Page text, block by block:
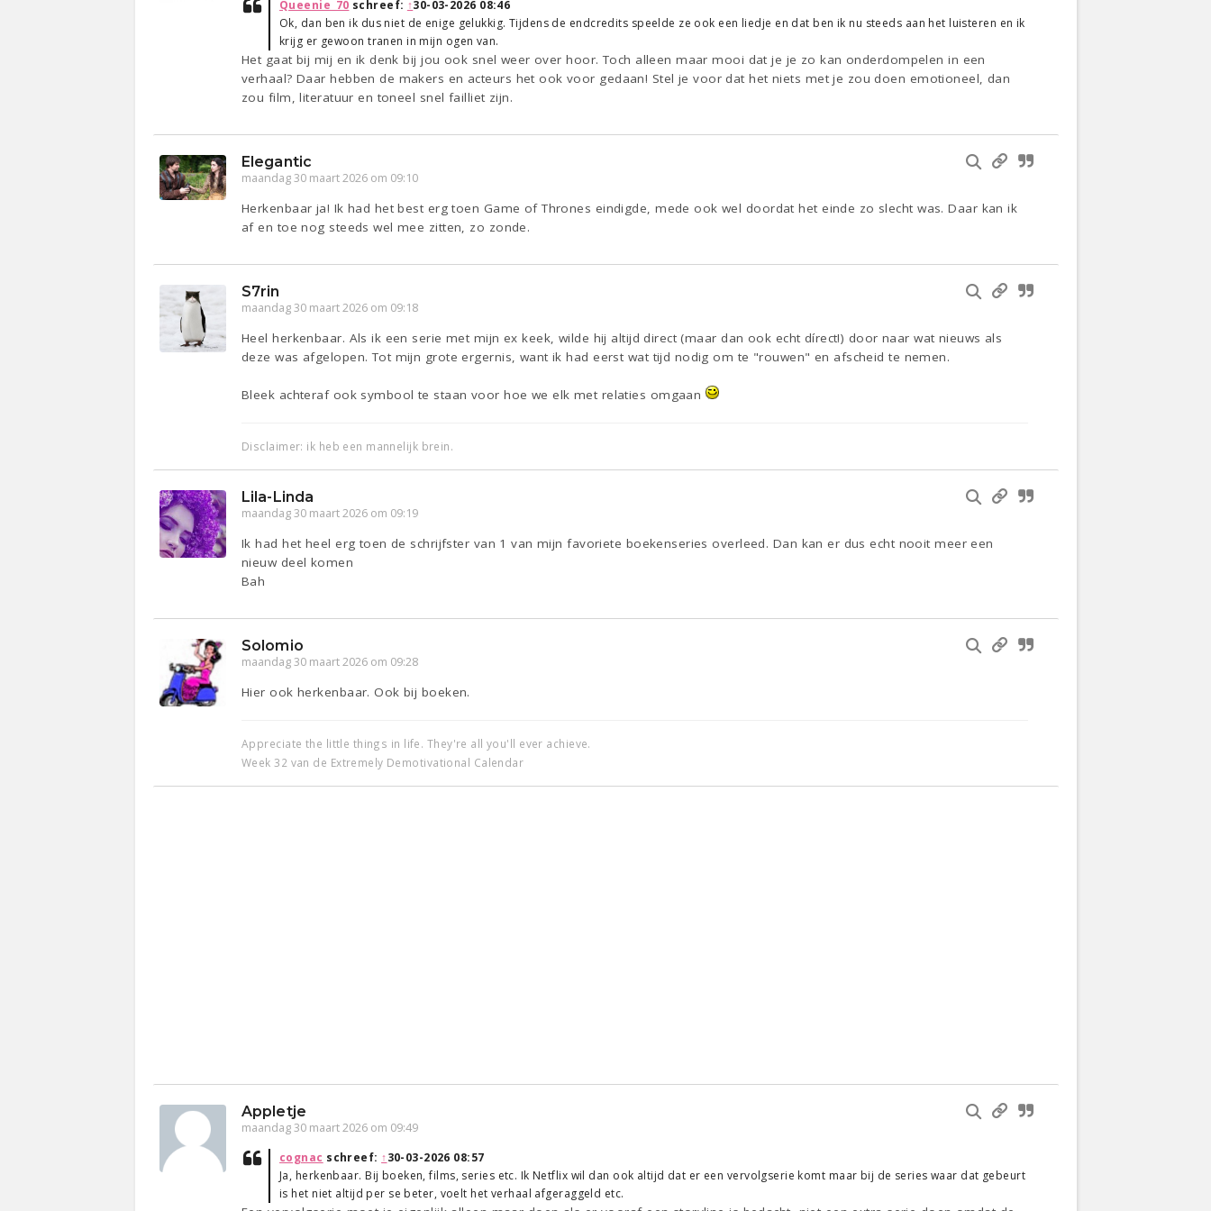
Queenie_70 schreef: ↑30-03-2026 08:46
Ok, dan ben ik dus niet de enige gelukkig. Tijdens de endcredits speelde ze ook een liedje en dat ben ik nu steeds aan het luisteren en ik
krijg er gewoon tranen in mijn ogen van.
Het gaat bij mij en ik denk bij jou ook snel weer over hoor. Toch alleen maar mooi dat je je zo kan onderdompelen in een
verhaal? Daar hebben de makers en acteurs het ook voor gedaan! Stel je voor dat het niets met je zou doen emotioneel, dan
zou film, literatuur en toneel snel failliet zijn.
Elegantic
maandag 30 maart 2026 om 09:10
Herkenbaar ja! Ik had het best erg toen Game of Thrones eindigde, mede ook wel doordat het einde zo slecht was. Daar kan ik
af en toe nog steeds wel mee zitten, zo zonde.
S7rin
maandag 30 maart 2026 om 09:18
Heel herkenbaar. Als ik een serie met mijn ex keek, wilde hij altijd direct (maar dan ook echt dírect!) door naar wat nieuws als
deze was afgelopen. Tot mijn grote ergernis, want ik had eerst wat tijd nodig om te "rouwen" en afscheid te nemen.
Bleek achteraf ook symbool te staan voor hoe we elk met relaties omgaan
Disclaimer: ik heb een mannelijk brein.
Lila-Linda
maandag 30 maart 2026 om 09:19
Ik had het heel erg toen de schrijfster van 1 van mijn favoriete boekenseries overleed. Dan kan er dus echt nooit meer een
nieuw deel komen
Bah
Solomio
maandag 30 maart 2026 om 09:28
Hier ook herkenbaar. Ook bij boeken.
Appreciate the little things in life. They're all you'll ever achieve.
Week 32 van de Extremely Demotivational Calendar
Appletje
maandag 30 maart 2026 om 09:49
cognac schreef: ↑30-03-2026 08:57
Ja, herkenbaar. Bij boeken, films, series etc. Ik Netflix wil dan ook altijd dat er een vervolgserie komt maar bij de series waar dat gebeurt
is het niet altijd per se beter, voelt het verhaal afgeraggeld etc.